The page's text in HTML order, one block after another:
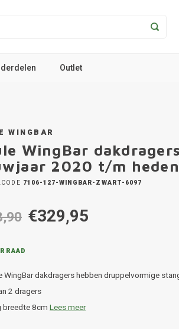
Outlet
WINGBAR
WingBar
2020 t/m
7106-127-WINGBAR-ZWART-6097
€329,95
WingBar dakdragers hebben druppelvormige
2 dragers
8cm Lees meer